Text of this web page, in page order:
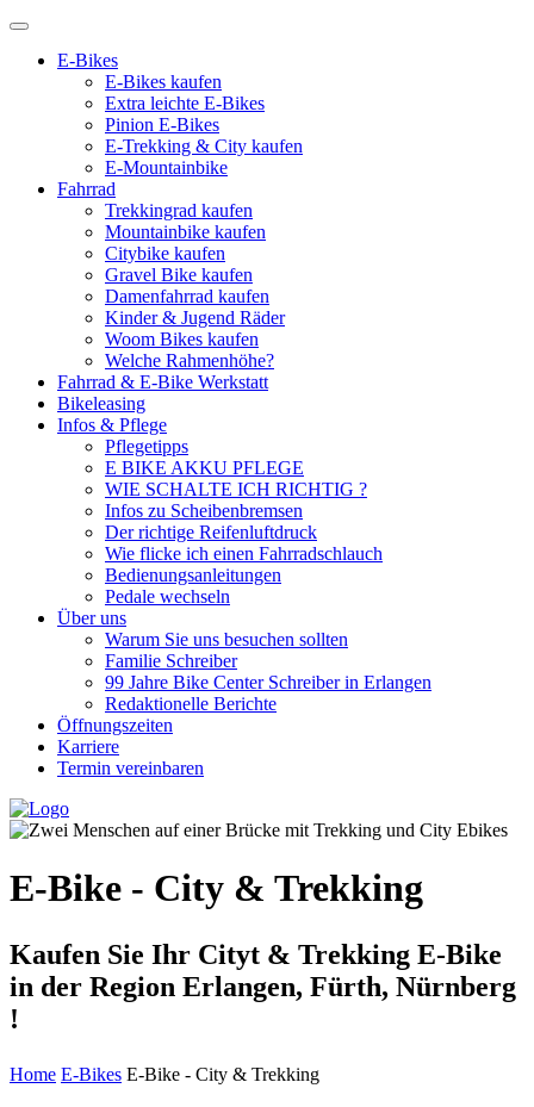
E-Bikes
E-Bikes kaufen
Extra leichte E-Bikes
Pinion E-Bikes
E-Trekking & City kaufen
E-Mountainbike
Fahrrad
Trekkingrad kaufen
Mountainbike kaufen
Citybike kaufen
Gravel Bike kaufen
Damenfahrrad kaufen
Kinder & Jugend Räder
Woom Bikes kaufen
Welche Rahmenhöhe?
Fahrrad & E-Bike Werkstatt
Bikeleasing
Infos & Pflege
Pflegetipps
E BIKE AKKU PFLEGE
WIE SCHALTE ICH RICHTIG ?
Infos zu Scheibenbremsen
Der richtige Reifenluftdruck
Wie flicke ich einen Fahrradschlauch
Bedienungsanleitungen
Pedale wechseln
Über uns
Warum Sie uns besuchen sollten
Familie Schreiber
99 Jahre Bike Center Schreiber in Erlangen
Redaktionelle Berichte
Öffnungszeiten
Karriere
Termin vereinbaren
E-Bike - City & Trekking
Kaufen Sie Ihr Cityt & Trekking E-Bike
in der Region Erlangen, Fürth, Nürnberg
!
Home E-Bikes E-Bike - City & Trekking